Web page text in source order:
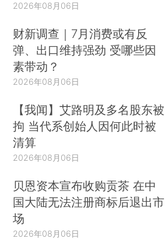
2026年08月06日
财新调查｜7月消费或有反
弹、出口维持强劲 受哪些因
素带动？
2026年08月06日
【我闻】艾路明及多名股东被
拘 当代系创始人因何此时被
清算
2026年08月06日
贝恩资本宣布收购贡茶 在中
国大陆无法注册商标后退出市
场
2026年08月06日